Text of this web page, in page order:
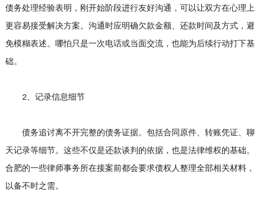
债务处理经验表明，刚开始阶段进行友好沟通，可以让双方在心理上
更容易接受解决方案。沟通时应明确欠款金额、还款时间及方式，避
免模糊表述。哪怕只是一次电话或当面交流，也能为后续行动打下基
础。
2、记录信息细节
债务追讨离不开完整的债务证据。包括合同原件、转账凭证、聊
天记录等细节。这些不仅是还款谈判的依据，也是法律维权的基础。
合肥的一些律师事务所在接案前都会要求债权人整理全部相关材料，
以备不时之需。